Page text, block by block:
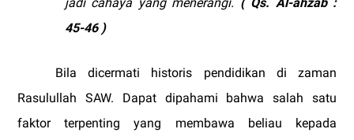
45-46 )
Bila dicermati historis pendidikan di zaman
Rasulullah SAW. Dapat dipahami bahwa salah satu
faktor terpenting yang membawa beliau kepada